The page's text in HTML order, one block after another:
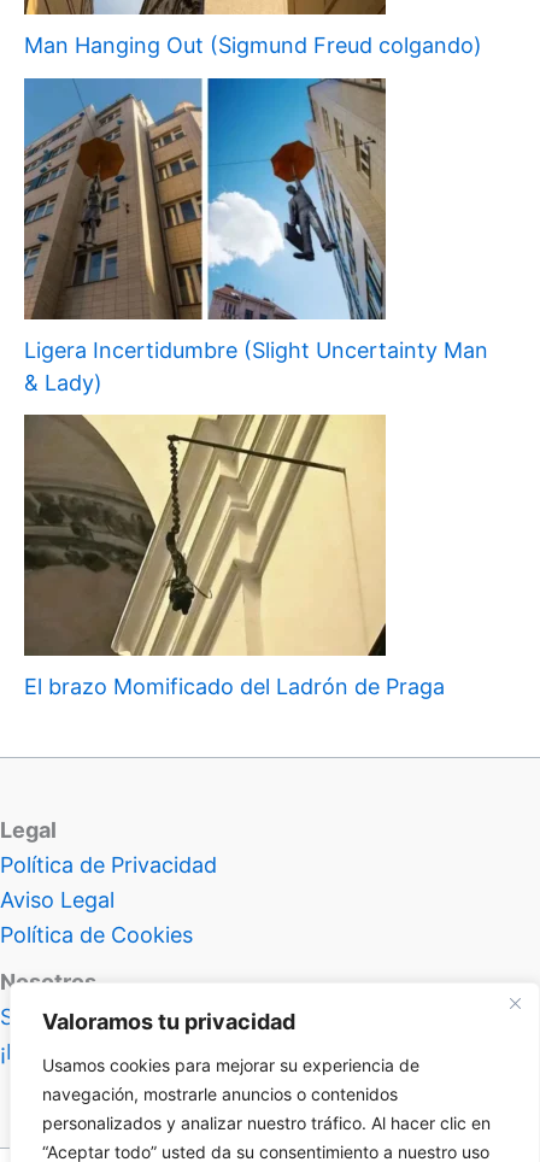
Valoramos tu privacidad
Usamos cookies para mejorar su experiencia de
navegación, mostrarle anuncios o contenidos
personalizados y analizar nuestro tráfico. Al hacer clic en
“Aceptar todo” usted da su consentimiento a nuestro uso
Man Hanging Out (Sigmund Freud colgando)
Ligera Incertidumbre (Slight Uncertainty Man
& Lady)
El brazo Momificado del Ladrón de Praga
Legal
Política de Privacidad
Aviso Legal
Política de Cookies
Nosotros
Sobre Atlas Insolitus
¡Hablemos!